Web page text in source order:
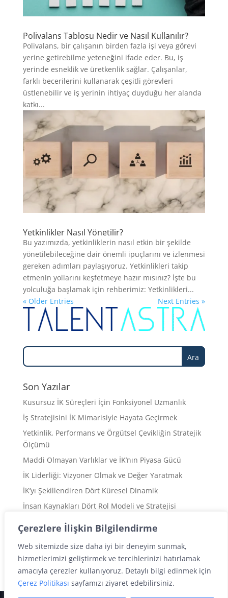
Çerezlere İlişkin Bilgilendirme
Web sitemizde size daha iyi bir deneyim sunmak,
hizmetlerimizi geliştirmek ve tercihlerinizi hatırlamak
amacıyla çerezler kullanıyoruz. Detaylı bilgi edinmek için
Çerez Politikası sayfamızı ziyaret edebilirsiniz.
Polivalans Tablosu Nedir ve Nasıl Kullanılır?
Polivalans, bir çalışanın birden fazla işi veya görevi
yerine getirebilme yeteneğini ifade eder. Bu, iş
yerinde esneklik ve üretkenlik sağlar. Çalışanlar,
farklı becerilerini kullanarak çeşitli görevleri
üstlenebilir ve iş yerinin ihtiyaç duyduğu her alanda
katkı...
Yetkinlikler Nasıl Yönetilir?
Bu yazımızda, yetkinliklerin nasıl etkin bir şekilde
yönetilebileceğine dair önemli ipuçlarını ve izlenmesi
gereken adımları paylaşıyoruz. Yetkinlikleri takip
etmenin yollarını keşfetmeye hazır mısınız? İşte bu
yolculuğa başlamak için rehberimiz: Yetkinlikleri...
« Older Entries
Next Entries »
Ara
Son Yazılar
Kusursuz İK Süreçleri İçin Fonksiyonel Uzmanlık
İş Stratejisini İK Mimarisiyle Hayata Geçirmek
Yetkinlik, Performans ve Örgütsel Çevikliğin Stratejik
Ölçümü
Maddi Olmayan Varlıklar ve İK’nın Piyasa Gücü
İK Liderliği: Vizyoner Olmak ve Değer Yaratmak
İK’yı Şekillendiren Dört Küresel Dinamik
İnsan Kaynakları Dört Rol Modeli ve Stratejisi
Paydaş Odaklı İK Değer Önermesi
İK’nın Değer Odaklı Stratejik Dönüşümü
Kök Nedene Odaklı Problem Çözme Sanatı